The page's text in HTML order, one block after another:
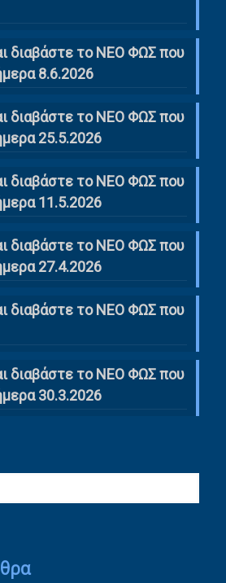
διαβάστε το ΝΕΟ ΦΩΣ που
8.6.2026
διαβάστε το ΝΕΟ ΦΩΣ που
25.5.2026
διαβάστε το ΝΕΟ ΦΩΣ που
11.5.2026
διαβάστε το ΝΕΟ ΦΩΣ που
27.4.2026
διαβάστε το ΝΕΟ ΦΩΣ που
διαβάστε το ΝΕΟ ΦΩΣ που
30.3.2026